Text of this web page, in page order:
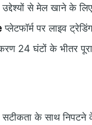
से मेल खाने के
प्लेटफॉर्म पर लाइव
24 घंटों के भीतर पूरा
के साथ निपटने